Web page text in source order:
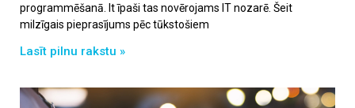
programmēšanā. It īpaši tas novērojams IT nozarē. Šeit
milzīgais pieprasījums pēc tūkstošiem
Lasīt pilnu rakstu »